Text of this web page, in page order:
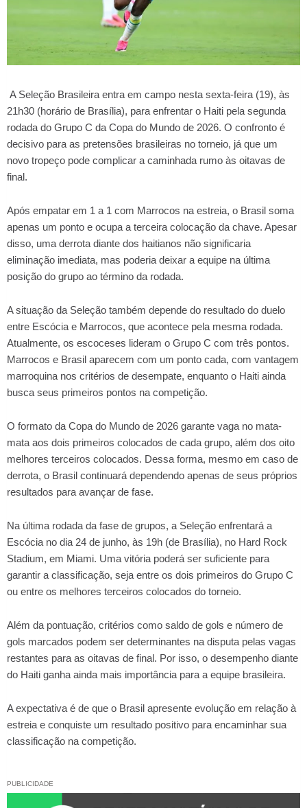
A Seleção Brasileira entra em campo nesta sexta-feira (19), às
21h30 (horário de Brasília), para enfrentar o Haiti pela segunda
rodada do Grupo C da Copa do Mundo de 2026. O confronto é
decisivo para as pretensões brasileiras no torneio, já que um
novo tropeço pode complicar a caminhada rumo às oitavas de
final.
Após empatar em 1 a 1 com Marrocos na estreia, o Brasil soma
apenas um ponto e ocupa a terceira colocação da chave. Apesar
disso, uma derrota diante dos haitianos não significaria
eliminação imediata, mas poderia deixar a equipe na última
posição do grupo ao término da rodada.
A situação da Seleção também depende do resultado do duelo
entre Escócia e Marrocos, que acontece pela mesma rodada.
Atualmente, os escoceses lideram o Grupo C com três pontos.
Marrocos e Brasil aparecem com um ponto cada, com vantagem
marroquina nos critérios de desempate, enquanto o Haiti ainda
busca seus primeiros pontos na competição.
O formato da Copa do Mundo de 2026 garante vaga no mata-
mata aos dois primeiros colocados de cada grupo, além dos oito
melhores terceiros colocados. Dessa forma, mesmo em caso de
derrota, o Brasil continuará dependendo apenas de seus próprios
resultados para avançar de fase.
Na última rodada da fase de grupos, a Seleção enfrentará a
Escócia no dia 24 de junho, às 19h (de Brasília), no Hard Rock
Stadium, em Miami. Uma vitória poderá ser suficiente para
garantir a classificação, seja entre os dois primeiros do Grupo C
ou entre os melhores terceiros colocados do torneio.
Além da pontuação, critérios como saldo de gols e número de
gols marcados podem ser determinantes na disputa pelas vagas
restantes para as oitavas de final. Por isso, o desempenho diante
do Haiti ganha ainda mais importância para a equipe brasileira.
A expectativa é de que o Brasil apresente evolução em relação à
estreia e conquiste um resultado positivo para encaminhar sua
classificação na competição.
PUBLICIDADE